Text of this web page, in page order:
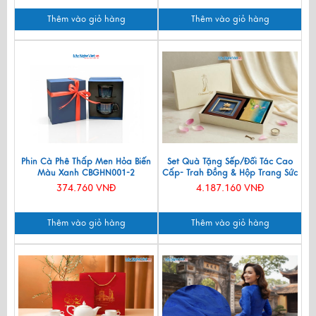
Thêm vào giỏ hàng Thêm vào giỏ hàng
Phin Cà Phê Thấp Men Hỏa Biến
Màu Xanh CBGHN001-2
374.760 VNĐ
Thêm vào giỏ hàng
Set Quà Tặng Sếp/Đối Tác Cao
Cấp- Trah Đồng & Hộp Trang Sức
Sơn Mài CBQT004
4.187.160 VNĐ
Thêm vào giỏ hàng